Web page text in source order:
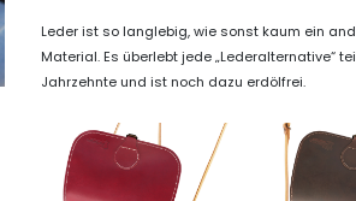
Leder ist so langlebig, wie sonst kaum ein
Material. Es überlebt jede „Lederalternative“
Jahrzehnte und ist noch dazu erdölfrei.